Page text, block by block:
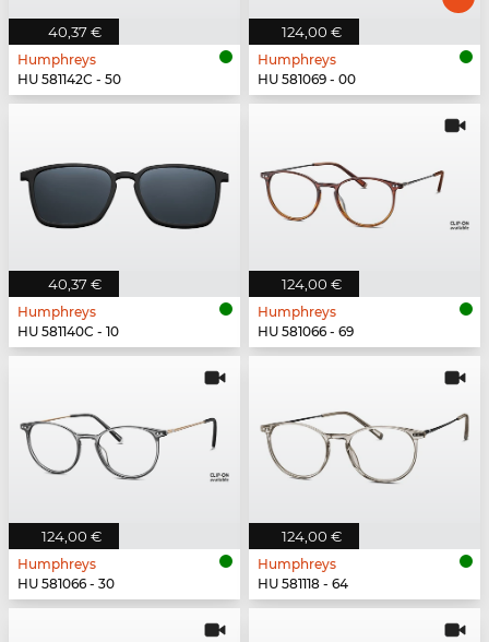
40,37 €
Humphreys
HU 581142C - 50
124,00 €
Humphreys
HU 581069 - 00
40,37 €
Humphreys
HU 581140C - 10
124,00 €
Humphreys
HU 581066 - 69
124,00 €
Humphreys
HU 581066 - 30
124,00 €
Humphreys
HU 581118 - 64